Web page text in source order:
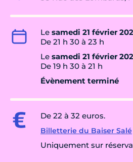
Le samedi 21 février
De 21 h 30 à 23 h
Le samedi 21 février
De 19 h 30 à 21 h
Évènement terminé
De 22 à 32 euros.
Billetterie du Baiser Salé
Uniquement sur